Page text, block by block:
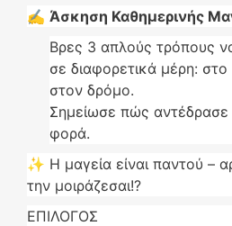
✍️ Άσκηση Καθημερινής
Βρες 3 απλούς τρόπους
σε διαφορετικά μέρη: στο
στον δρόμο.
Σημείωσε πώς
φορά.
✨ Η μαγεία είναι παντού –
την μοιράζεσαι!?
ΕΠΙΛΟΓΟΣ